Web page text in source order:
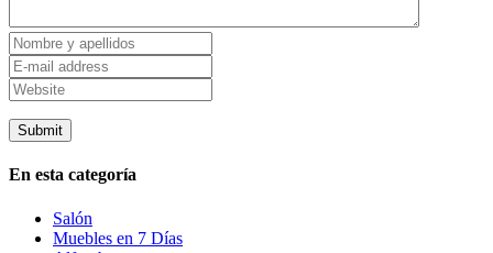
En esta categoría
Salón
Muebles en 7 Días